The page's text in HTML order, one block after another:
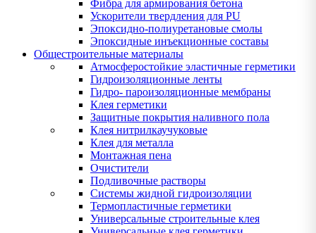
Фибра для армирования бетона
Ускорители твердления для PU
Эпоксидно-полиуретановые смолы
Эпоксидные инъекционные составы
Общестроительные материалы
Атмосферостойкие эластичные герметики
Гидроизоляционные ленты
Гидро- пароизоляционные мембраны
Клея герметики
Защитные покрытия наливного пола
Клея нитрилкаучуковые
Клея для металла
Монтажная пена
Очистители
Подливочные растворы
Системы жидной гидроизоляции
Термопластичные герметики
Универсальные строительные клея